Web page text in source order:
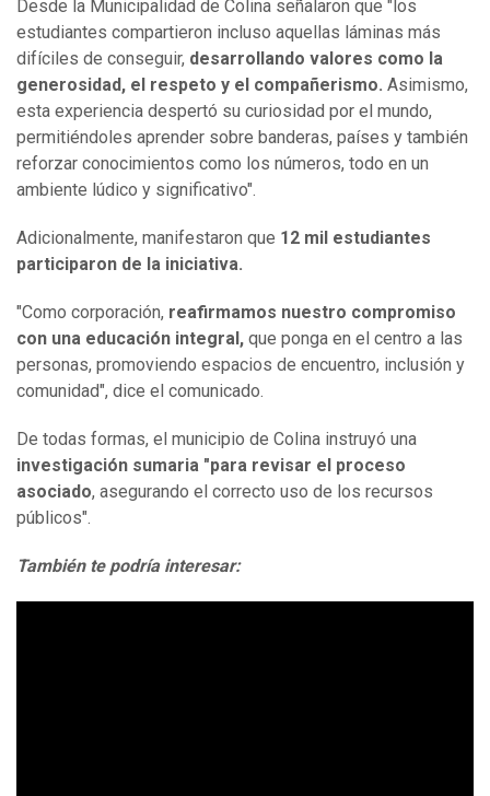
Desde la Municipalidad de Colina señalaron que "los
estudiantes compartieron incluso aquellas láminas más
difíciles de conseguir, desarrollando valores como la
generosidad, el respeto y el compañerismo. Asimismo,
esta experiencia despertó su curiosidad por el mundo,
permitiéndoles aprender sobre banderas, países y también
reforzar conocimientos como los números, todo en un
ambiente lúdico y significativo".
Adicionalmente, manifestaron que 12 mil estudiantes
participaron de la iniciativa.
"Como corporación, reafirmamos nuestro compromiso
con una educación integral, que ponga en el centro a las
personas, promoviendo espacios de encuentro, inclusión y
comunidad", dice el comunicado.
De todas formas, el municipio de Colina instruyó una
investigación sumaria "para revisar el proceso
asociado, asegurando el correcto uso de los recursos
públicos".
También te podría interesar: